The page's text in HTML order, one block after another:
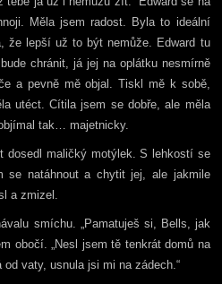
Měla jsem radost. Byla to ideální
že lepší už to být nemůže. Edward tu
chránit, já jej na oplátku nesmírně
a pevně mě objal. Tiskl mě k sobě,
utéct. Cítila jsem se dobře, ale měla
tak… majetnicky.
dosedl maličký motýlek. S lehkostí se
se natáhnout a chytit jej, ale jakmile
a zmizel.
smíchu. „Pamatuješ si, Bells, jak
obočí. „Nesl jsem tě tenkrát domů na
vaty, usnula jsi mi na zádech.“